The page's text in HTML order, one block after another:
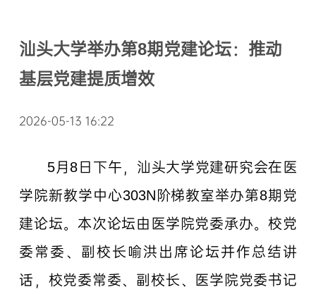
汕头大学举办第8期党建论坛：推动
基层党建提质增效
2026-05-13 16:22
5月8日下午，汕头大学党建研究会在医
学院新教学中心303N阶梯教室举办第8期党
建论坛。本次论坛由医学院党委承办。校党
委常委、副校长喻洪出席论坛并作总结讲
话，校党委常委、副校长、医学院党委书记